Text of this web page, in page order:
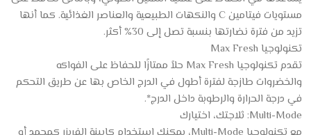
مستويات فيتامين C والنكهات الطبيعية والعناصر الغذائية. كما أنها
تزيد من فترة نضارتها بنسبة تصل إلى 30% أكثر.
تكنولوجيا Max Fresh
تقدم تكنولوجيا Max Fresh حلاً ممتازًا للحفاظ على الفواكه
والخضروات طازجة لفترة أطول في الدرج الخاص بها عن طريق التحكم
في درجة الحرارة والرطوبة داخل الدرج*.
Multi-Mode: ثلاجتك، اختيارك